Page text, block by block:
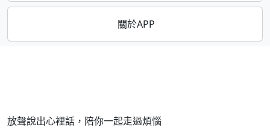
關於APP
放聲說出心裡話，陪你一起走過煩惱